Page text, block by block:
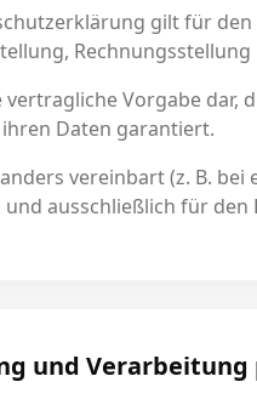
gilt für
vertragliche Vorgabe
Daten garantiert.
vereinbart (z. B.
ausschließlich für den
und